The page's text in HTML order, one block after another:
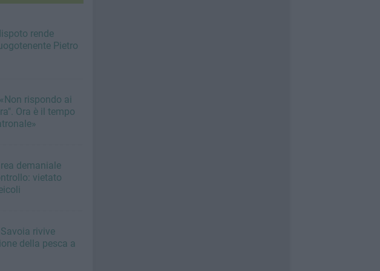
rende
Pietro
rispondo ai
Ora è il tempo
demaniale
vietato
rivive
della pesca a